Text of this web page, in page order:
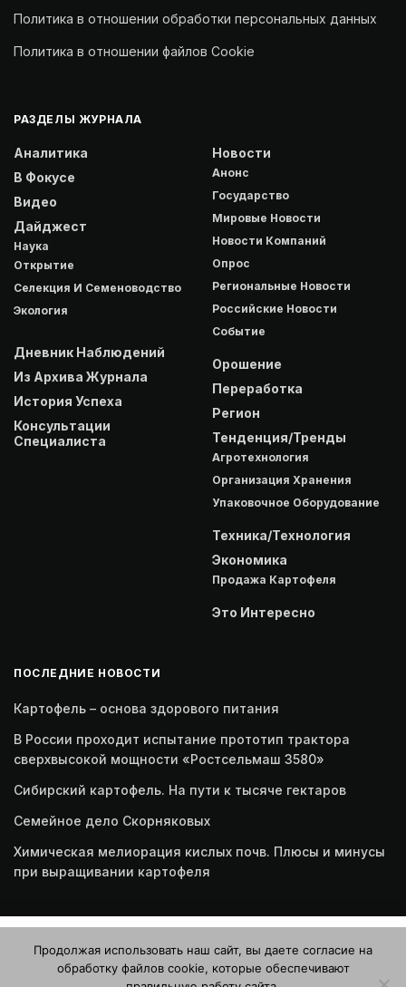
Политика в отношении обработки персональных данных
Политика в отношении файлов Cookie
РАЗДЕЛЫ ЖУРНАЛА
Аналитика
В Фокусе
Видео
Дайджест
Наука
Открытие
Селекция И Семеноводство
Экология
Дневник Наблюдений
Из Архива Журнала
История Успеха
Консультации
Специалиста
Новости
Анонс
Государство
Мировые Новости
Новости Компаний
Опрос
Региональные Новости
Российские Новости
Событие
Орошение
Переработка
Регион
Тенденция/Тренды
Агротехнология
Организация Хранения
Упаковочное Оборудование
Техника/Технология
Экономика
Продажа Картофеля
Это Интересно
ПОСЛЕДНИЕ НОВОСТИ
Картофель – основа здорового питания
В России проходит испытание прототип трактора
сверхвысокой мощности «Ростсельмаш 3580»
Сибирский картофель. На пути к тысяче гектаров
Семейное дело Скорняковых
Химическая мелиорация кислых почв. Плюсы и минусы
при выращивании картофеля
пользоваться этим веб-сайтом, вы даете согласие на
использование файлов cookie. Ознакомьтесь с нашей
Продолжая использовать наш сайт, вы даете согласие на
обработку файлов cookie, которые обеспечивают